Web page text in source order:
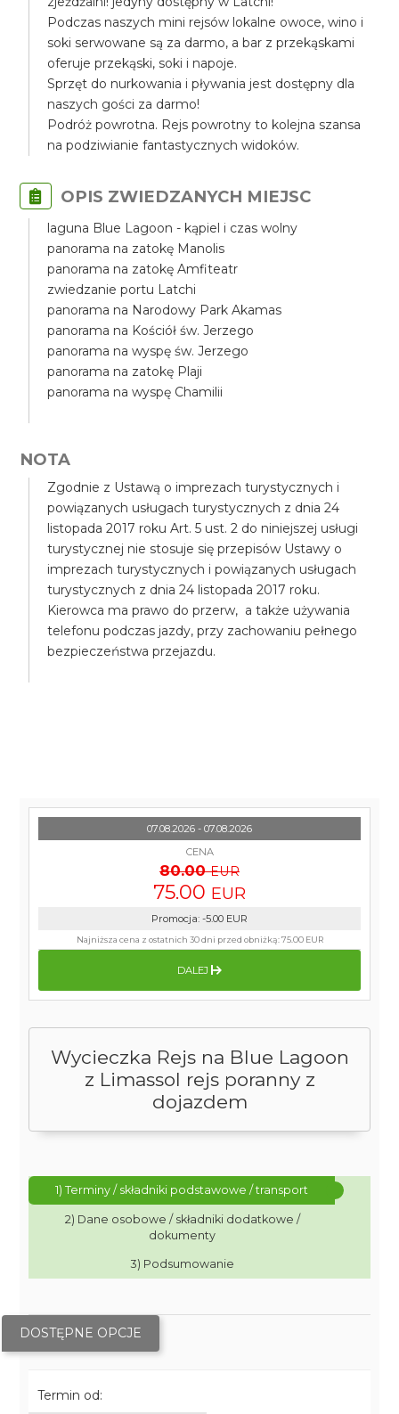
Podczas naszych mini rejsów lokalne owoce, wino i
soki serwowane są za darmo, a bar z przekąskami
oferuje przekąski, soki i napoje.
Sprzęt do nurkowania i pływania jest dostępny dla
naszych gości za darmo!
Podróż powrotna. Rejs powrotny to kolejna szansa
na podziwianie fantastycznych widoków.
OPIS ZWIEDZANYCH MIEJSC
laguna Blue Lagoon - kąpiel i czas wolny
panorama na zatokę Manolis
panorama na zatokę Amfiteatr
zwiedzanie portu Latchi
panorama na Narodowy Park Akamas
panorama na Kościół św. Jerzego
panorama na wyspę św. Jerzego
panorama na zatokę Plaji
panorama na wyspę Chamilii
NOTA
Zgodnie z Ustawą o imprezach turystycznych i
powiązanych usługach turystycznych z dnia 24
listopada 2017 roku Art. 5 ust. 2 do niniejszej usługi
turystycznej nie stosuje się przepisów Ustawy o
imprezach turystycznych i powiązanych usługach
turystycznych z dnia 24 listopada 2017 roku.
Kierowca ma prawo do przerw, a także używania
telefonu podczas jazdy, przy zachowaniu pełnego
bezpieczeństwa przejazdu.
Wycieczka Rejs na Blue Lagoon
z Limassol rejs poranny z
dojazdem
1) Terminy / składniki podstawowe / transport
2) Dane osobowe / składniki dodatkowe /
dokumenty
3) Podsumowanie
DOSTĘPNE OPCJE
Termin od:
07.08.2026 - 07.08.2026
CENA
80.00 EUR
75.00 EUR
Promocja: -5.00 EUR
Najniższa cena z ostatnich 30 dni przed obniżką:75.00 EUR
DALEJ